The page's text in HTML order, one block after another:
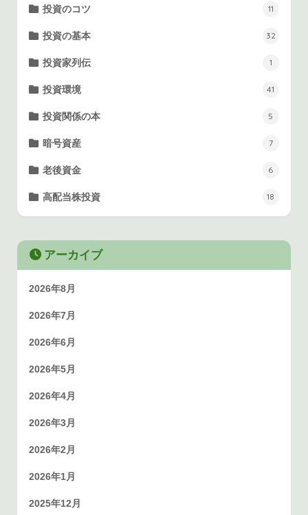
投資のコツ 11
投資の基本 32
投資家列伝 1
投資環境 41
投資関係の本 5
暗号資産 7
老後資金 6
高配当株投資 18
アーカイブ
2026年8月
2026年7月
2026年6月
2026年5月
2026年4月
2026年3月
2026年2月
2026年1月
2025年12月